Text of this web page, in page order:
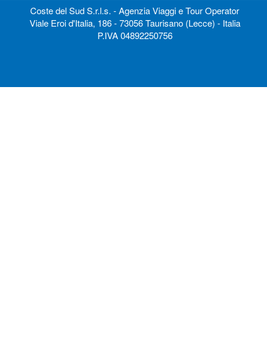
Coste del Sud S.r.l.s. - Agenzia Viaggi e Tour Operator
Viale Eroi d'Italia, 186 - 73056 Taurisano (Lecce) - Italia
P.IVA 04892250756